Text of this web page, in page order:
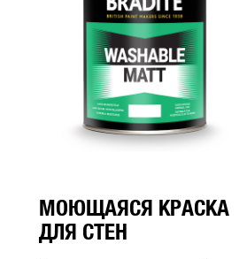
МОЮЩАЯСЯ КРАСКА
ДЛЯ СТЕН